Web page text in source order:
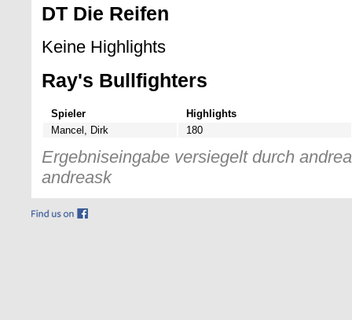
DT Die Reifen
Keine Highlights
Ray's Bullfighters
Spieler
Highlights
Mancel, Dirk
180
Ergebniseingabe versiegelt durch
andreask